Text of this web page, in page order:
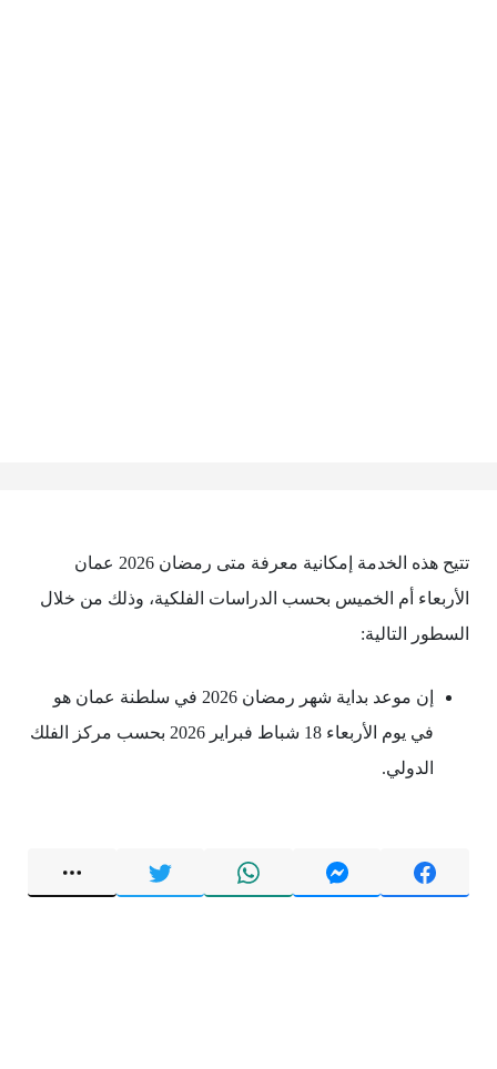
تتيح هذه الخدمة إمكانية معرفة متى رمضان 2026 عمان
الأربعاء أم الخميس بحسب الدراسات الفلكية، وذلك من خلال
السطور التالية:
إن موعد بداية شهر رمضان 2026 في سلطنة عمان هو
في يوم الأربعاء 18 شباط فبراير 2026 بحسب مركز الفلك
الدولي.